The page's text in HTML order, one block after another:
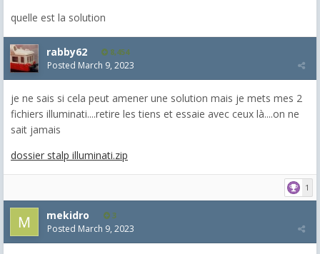
quelle est la solution
rabby62 8,454
Posted March 9, 2023
je ne sais si cela peut amener une solution mais je mets mes 2
fichiers illuminati....retire les tiens et essaie avec ceux là....on ne
sait jamais
dossier stalp illuminati.zip
1
mekidro 3
Posted March 9, 2023